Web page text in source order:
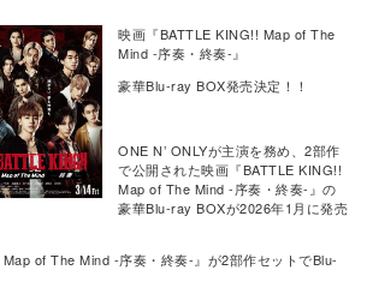
映画『BATTLE KING!! Map of The
Mind -序奏・終奏-』
豪華Blu-ray BOX発売決定！！
ONE N’ ONLYが主演を務め、2部作
で公開された映画『BATTLE KING!!
Map of The Mind -序奏・終奏-』の
豪華Blu-ray BOXが2026年1月に発売
of The Mind -序奏・終奏-』が2部作セットでBlu-